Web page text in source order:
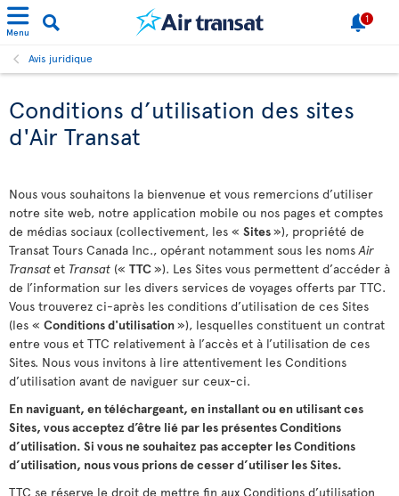
Menu
1
Avis juridique
Conditions d’utilisation des sites
d'Air Transat
Nous vous souhaitons la bienvenue et vous remercions d’utiliser
notre site web, notre application mobile ou nos pages et comptes
de médias sociaux (collectivement, les « Sites»), propriété de
Transat Tours Canada Inc., opérant notamment sous les nomsAir
Transatet Transat (« TTC»). Les Sites vous permettent d’accéder à
de l’information sur les divers services de voyages offerts par TTC.
Vous trouverez ci-après les conditions d’utilisation de ces Sites
(les « Conditions d'utilisation»), lesquelles constituent un contrat
entre vous et TTC relativement à l’accès et à l’utilisation de ces
Sites. Nous vous invitons à lire attentivement les Conditions
d’utilisation avant de naviguer sur ceux-ci.
En naviguant, en téléchargeant, en installant ou en utilisant ces
Sites, vous acceptez d’être lié par les présentes Conditions
d’utilisation. Si vous ne souhaitez pas accepter les Conditions
d’utilisation, nous vous prions de cesser d’utiliser les Sites.
TTC se réserve le droit de mettre fin aux Conditions d’utilisation